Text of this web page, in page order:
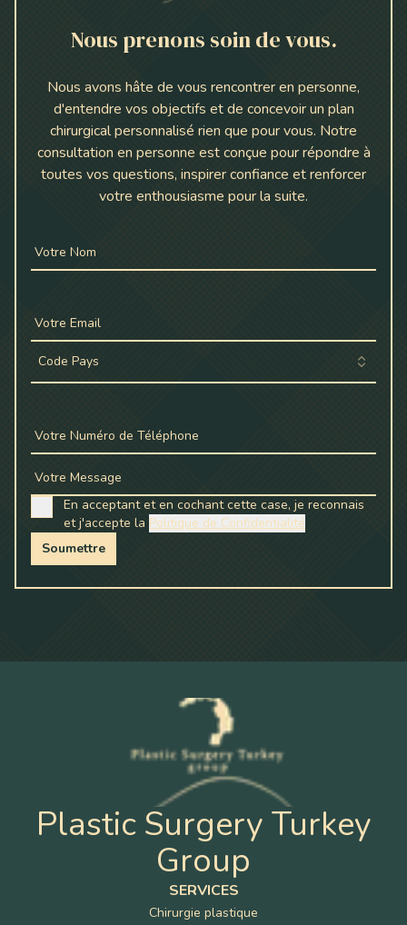
Nous prenons soin de vous.
Nous avons hâte de vous rencontrer en personne,
d'entendre vos objectifs et de concevoir un plan
chirurgical personnalisé rien que pour vous. Notre
consultation en personne est conçue pour répondre à
toutes vos questions, inspirer confiance et renforcer
votre enthousiasme pour la suite.
Votre Nom
Votre Email
Code Pays
Votre Numéro de Téléphone
Votre Message
En acceptant et en cochant cette case, je reconnais
et j'accepte la Politique de Confidentialité
Soumettre
Plastic Surgery Turkey
Group
SERVICES
Chirurgie plastique